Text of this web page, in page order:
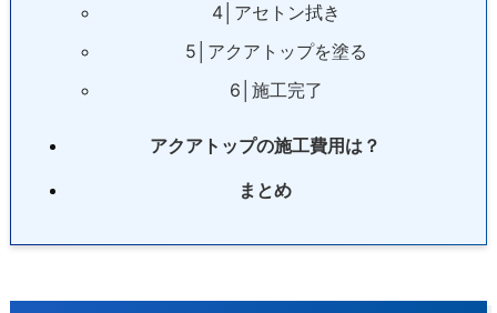
4│アセトン拭き
5│アクアトップを塗る
6│施工完了
アクアトップの施工費用は？
まとめ